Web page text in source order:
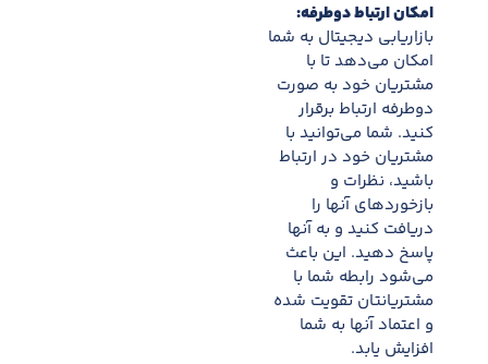
امکان ارتباط دوطرفه:
بازاریابی دیجیتال به شما
امکان می‌دهد تا با
مشتریان خود به صورت
دوطرفه ارتباط برقرار
کنید. شما می‌توانید با
مشتریان خود در ارتباط
باشید، نظرات و
بازخوردهای آنها را
دریافت کنید و به آنها
پاسخ دهید. این باعث
می‌شود رابطه شما با
مشتریانتان تقویت شده
و اعتماد آنها به شما
افزایش یابد.